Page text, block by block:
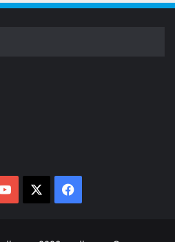
فيسبوك